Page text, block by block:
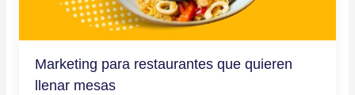
Marketing para restaurantes que quieren
llenar mesas